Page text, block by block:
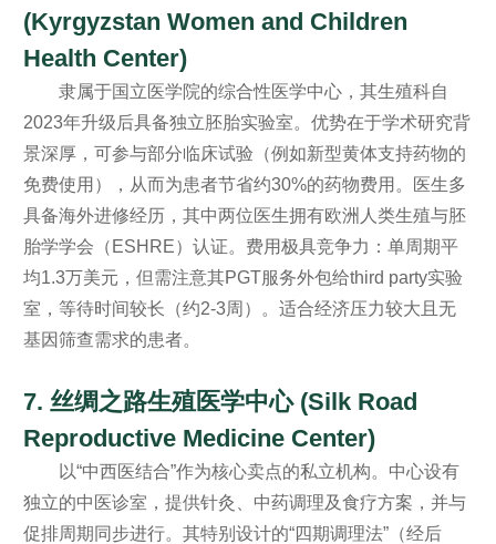
(Kyrgyzstan Women and Children
Health Center)
隶属于国立医学院的综合性医学中心，其生殖科自
2023年升级后具备独立胚胎实验室。优势在于学术研究背
景深厚，可参与部分临床试验（例如新型黄体支持药物的
免费使用），从而为患者节省约30%的药物费用。医生多
具备海外进修经历，其中两位医生拥有欧洲人类生殖与胚
胎学学会（ESHRE）认证。费用极具竞争力：单周期平
均1.3万美元，但需注意其PGT服务外包给third party实验
室，等待时间较长（约2-3周）。适合经济压力较大且无
基因筛查需求的患者。
7. 丝绸之路生殖医学中心 (Silk Road
Reproductive Medicine Center)
以“中西医结合”作为核心卖点的私立机构。中心设有
独立的中医诊室，提供针灸、中药调理及食疗方案，并与
促排周期同步进行。其特别设计的“四期调理法”（经后